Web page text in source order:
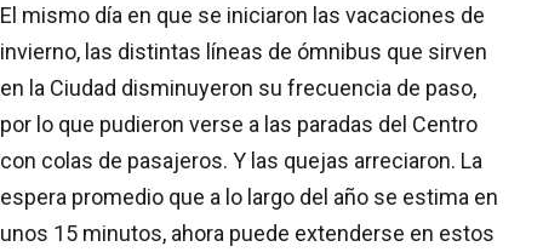
El mismo día en que se iniciaron las vacaciones de
invierno, las distintas líneas de ómnibus que sirven
en la Ciudad disminuyeron su frecuencia de paso,
por lo que pudieron verse a las paradas del Centro
con colas de pasajeros. Y las quejas arreciaron. La
espera promedio que a lo largo del año se estima en
unos 15 minutos, ahora puede extenderse en estos